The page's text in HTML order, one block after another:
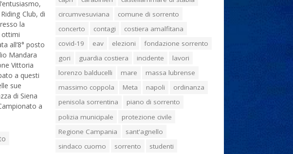
Club, di
la
ottimi
all’8° posto
Mandara
Vittoria
a questi
sue
di Siena
a
circumvesuviana
comune di sorrento
concerto
contagi
costiera amalfitana
covid-19
eav elezioni
fondazione sorrento
gori
guardia costiera incidente
lavori
lorenzo balducelli
mare
massa lubrense
massimo coppola
Meta napoli
ordinanza
penisola sorrentina
piano di sorrento
polizia municipale
protezione civile
Regione Campania
sant'agnello
sindaco cuomo
sorrento
studenti